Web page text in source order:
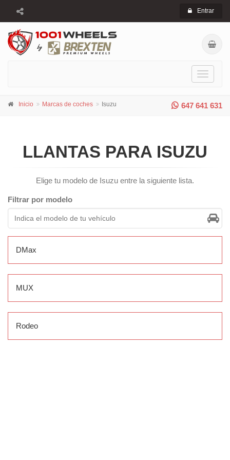
Entrar
Toggle
647 641 631
Inicio Marcas de coches Isuzu
LLANTAS PARA ISUZU
Elige tu modelo de Isuzu entre la siguiente lista.
Filtrar por modelo
DMax
MUX
Rodeo